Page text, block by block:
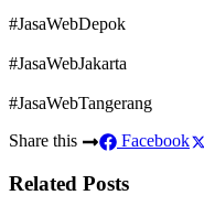
#JasaWebDepok
#JasaWebJakarta
#JasaWebTangerang
Share this
Facebook
Related Posts